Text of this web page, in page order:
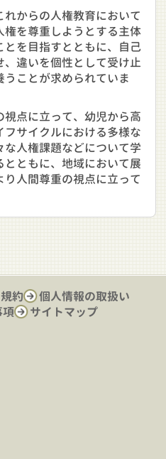
からの人権教育において
を尊重しようとする主体
を目指すとともに、自己
違いを個性として受け止
ことが求められていま
点に立って、幼児から高
サイクルにおける多様な
人権課題などについて学
ともに、地域において展
人間尊重の視点に立って
約
個人情報の取扱い
項
サイトマップ